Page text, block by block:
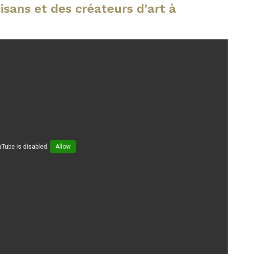
et des créateurs d'art à
is disabled. Allow